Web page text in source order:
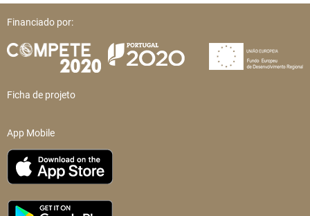
Financiado por:
Ficha de projeto
App Mobile